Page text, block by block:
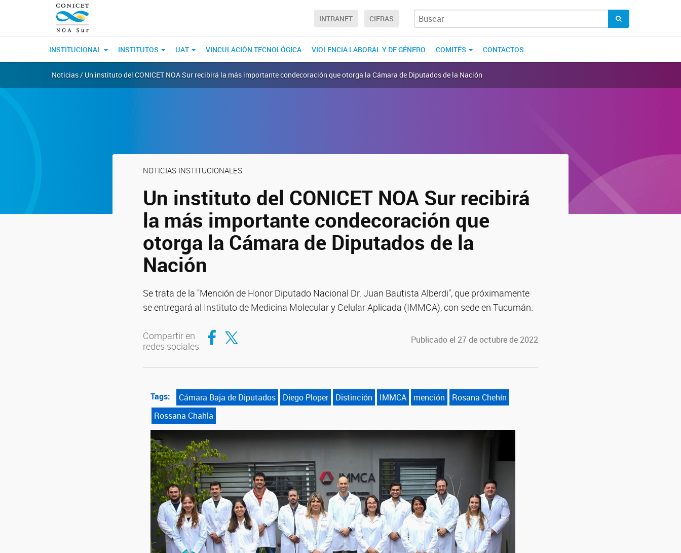
INTRANET CIFRAS
INSTITUCIONAL INSTITUTOS UAT VINCULACIÓN TECNOLÓGICA VIOLENCIA LABORAL Y DE GÉNERO COMITÉS CONTACTOS
Noticias / Un instituto del CONICET NOA Sur recibirá la más importante condecoración que otorga la Cámara de Diputados de la Nación
NOTICIAS INSTITUCIONALES
Un instituto del CONICET NOA Sur recibirá
la más importante condecoración que
otorga la Cámara de Diputados de la
Nación
Se trata de la "Mención de Honor Diputado Nacional Dr. Juan Bautista Alberdi", que próximamente
se entregará al Instituto de Medicina Molecular y Celular Aplicada (IMMCA), con sede en Tucumán.
Compartir en
redes sociales
Compartir en Facebook
Compartir en Twitter Publicado el 27 de octubre de 2022
Tags: Cámara Baja de Diputados Diego Ploper Distinción IMMCA mención
Rosana Chehín
Rossana Chahla